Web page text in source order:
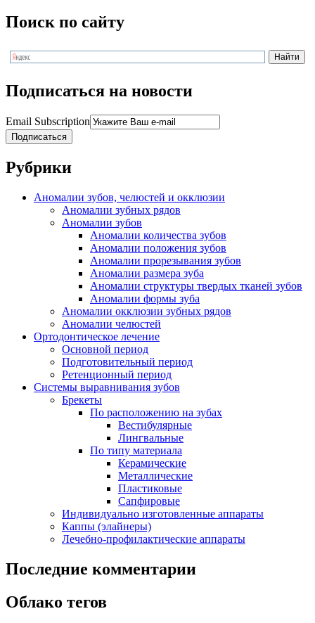
Поиск по сайту
Подписаться на новости
Email Subscription
Подписаться
Рубрики
Аномалии зубов, челюстей и окклюзии
Аномалии зубных рядов
Аномалии зубов
Аномалии количества зубов
Аномалии положения зубов
Аномалии прорезывания зубов
Аномалии размера зуба
Аномалии структуры твердых тканей зубов
Аномалии формы зуба
Аномалии окклюзии зубных рядов
Аномалии челюстей
Ортодонтическое лечение
Основной период
Подготовительный период
Ретенционный период
Системы выравнивания зубов
Брекеты
По расположению на зубах
Вестибулярные
Лингвальные
По типу материала
Керамические
Металлические
Пластиковые
Сапфировые
Индивидуально изготовленные аппараты
Каппы (элайнеры)
Лечебно-профилактические аппараты
Последние комментарии
Облако тегов